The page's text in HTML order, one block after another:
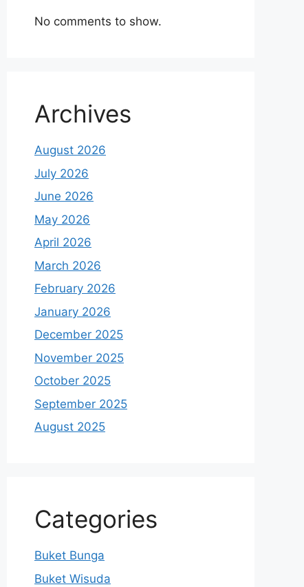
No comments to show.
Archives
August 2026
July 2026
June 2026
May 2026
April 2026
March 2026
February 2026
January 2026
December 2025
November 2025
October 2025
September 2025
August 2025
Categories
Buket Bunga
Buket Wisuda